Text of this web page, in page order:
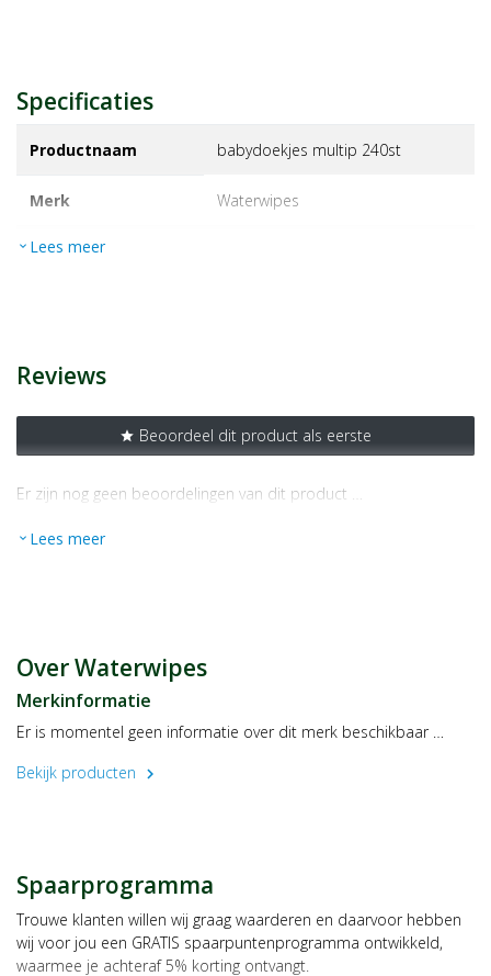
Specificaties
Productnaam babydoekjes multip 240st
Merk waterwipes
EAN
expand_more Lees meer
Reviews
star Beoordeel dit product als eerste
Er zijn nog geen beoordelingen van dit product …
expand_more Lees meer
Over Waterwipes
Merkinformatie
Er is momentel geen informatie over dit merk beschikbaar …
Bekijk producten
chevron_right
Spaarprogramma
Trouwe klanten willen wij graag waarderen en daarvoor hebben
wij voor jou een GRATIS spaarpuntenprogramma ontwikkeld,
waarmee je achteraf 5% korting ontvangt.